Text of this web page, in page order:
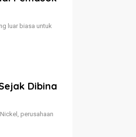
luar biasa untuk
Dibina
perusahaan